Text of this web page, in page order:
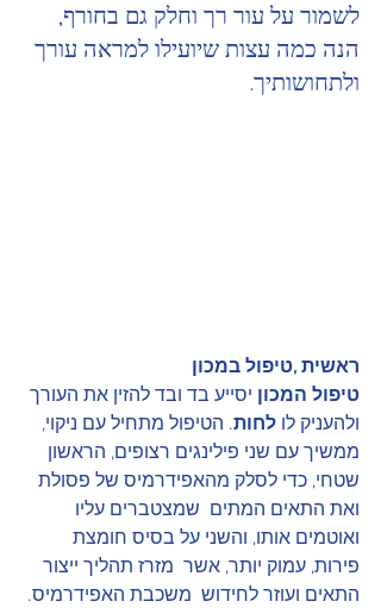
לשמור על עור רך וחלק גם בחורף,
הנה כמה עצות שיועילו למראה עורך
ולתחושותיך.
ראשית ,טיפול במכון
טיפול המכון יסייע בד ובד להזין את העורך
ולהעניק לו לחות. הטיפול מתחיל עם ניקוי,
ממשיך עם שני פילינגים רצופים, הראשון
שטחי, כדי לסלק מהאפידרמיס של פסולת
ואת התאים המתים  שמצטברים עליו
ואוטמים אותו, והשני על בסיס חומצת
פירות, עמוק יותר, אשר  מזרז תהליך ייצור
התאים ועוזר לחידוש  משכבת האפידרמיס.